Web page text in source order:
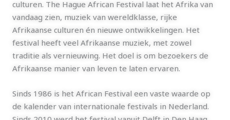
culturen. The Hague African Festival laat het Afrika van
vandaag zien, muziek van wereldklasse, rijke
Afrikaanse culturen én nieuwe ontwikkelingen. Het
festival heeft veel Afrikaanse muziek, met zowel
traditie als vernieuwing. Het doel is om bezoekers de
Afrikaanse manier van leven te laten ervaren.
Sinds 1986 is het African Festival een vaste waarde op
de kalender van internationale festivals in Nederland.